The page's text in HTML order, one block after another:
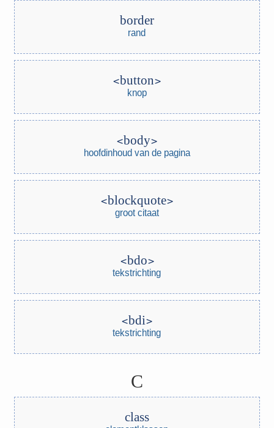
border
rand
button
knop
body
hoofdinhoud van de pagina
blockquote
groot citaat
bdo
tekstrichting
bdi
tekstrichting
C
class